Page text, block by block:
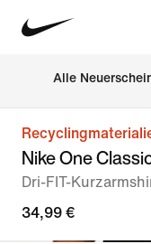
Alle
Nike One
Dri-FIT-
34,99 €